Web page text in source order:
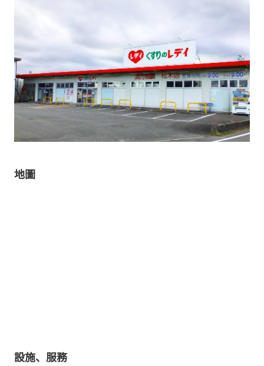
地圖
設施、服務